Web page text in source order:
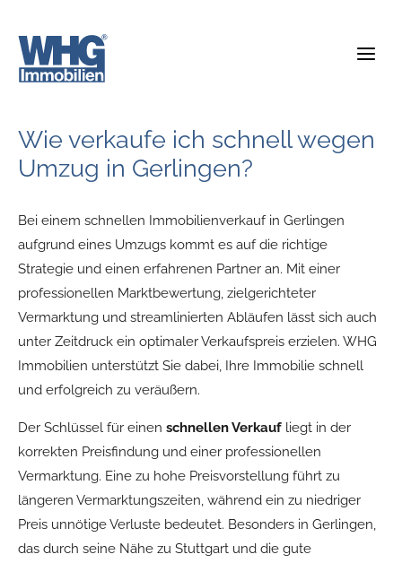
Inhalt
springen
Wie verkaufe ich schnell wegen
Umzug in Gerlingen?
Bei einem schnellen Immobilienverkauf in Gerlingen
aufgrund eines Umzugs kommt es auf die richtige
Strategie und einen erfahrenen Partner an. Mit einer
professionellen Marktbewertung, zielgerichteter
Vermarktung und streamlinierten Abläufen lässt sich auch
unter Zeitdruck ein optimaler Verkaufspreis erzielen. WHG
Immobilien unterstützt Sie dabei, Ihre Immobilie schnell
und erfolgreich zu veräußern.
Der Schlüssel für einen schnellen Verkauf liegt in der
korrekten Preisfindung und einer professionellen
Vermarktung. Eine zu hohe Preisvorstellung führt zu
längeren Vermarktungszeiten, während ein zu niedriger
Preis unnötige Verluste bedeutet. Besonders in Gerlingen,
das durch seine Nähe zu Stuttgart und die gute